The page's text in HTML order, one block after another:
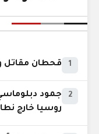
1 قحطان مقاتل
2
جمود
روسيا خارج